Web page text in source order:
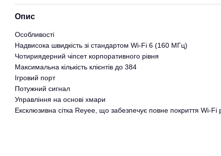
Опис
Особливості
Надвисока швидкість зі стандартом Wi-Fi 6 (160 МГц)
Чотириядерний чіпсет корпоративного рівня
Максимальна кількість клієнтів до 384
Ігровий порт
Потужний сигнал
Управління на основі хмари
Ексклюзивна сітка Reyee, що забезпечує повне покриття Wi-Fi